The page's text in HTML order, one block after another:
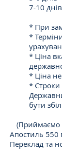
7-10
* При
*
* Ціна
* Ціна
* Строки
бути
(Приймаємо
Апостиль 550
Переклад та